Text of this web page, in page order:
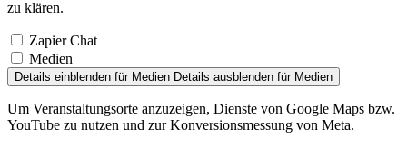
Medien
Details einblenden
Um Veranstaltungsorte anzuzeigen, Dienste von Google Maps bzw.
YouTube zu nutzen und zur Konversionsmessung von Meta.